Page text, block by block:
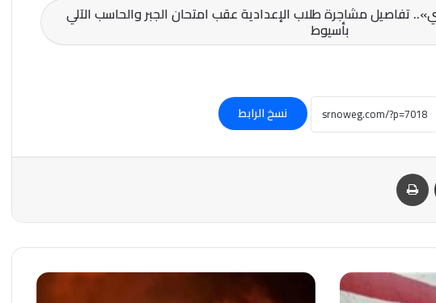
تفاصيل مشاجرة طلاب الإعدادية عقب امتحان الجبر والحاسب الآلي
بأسيوط
نسخ الرابط
مشاركة عبر البريد
عاجل-